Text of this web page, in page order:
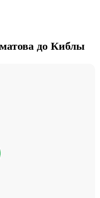
до Киблы